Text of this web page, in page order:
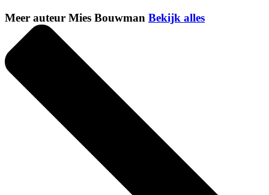
Meer auteur Mies Bouwman Bekijk alles